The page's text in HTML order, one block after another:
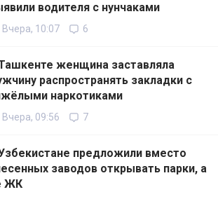
водителя с нунчаками
Вчера, 10:07 6
женщина заставляла
распространять закладки с
наркотиками
Вчера, 09:56 7
предложили вместо
заводов открывать парки, а
ЖК